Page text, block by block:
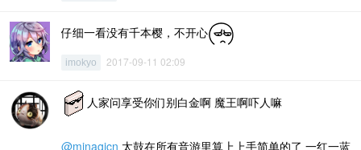
仔细一看没有千本樱，不开心
imokyo 2017-09-11 02:09
人家问享受你们别白金啊 魔王啊吓人嘛
@minagicn 太鼓在所有音游里算上上手简单的了 一红一蓝